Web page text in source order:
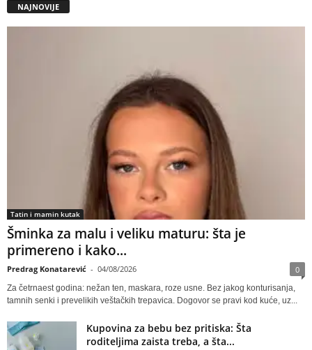
NAJNOVIJE
Tatin i mamin kutak
Šminka za malu i veliku maturu: šta je
primereno i kako...
Predrag Konatarević - 04/08/2026 0
Za četrnaest godina: nežan ten, maskara, roze usne. Bez jakog konturisanja,
tamnih senki i prevelikih veštačkih trepavica. Dogovor se pravi kod kuće, uz...
Kupovina za bebu bez pritiska: Šta
roditeljima zaista treba, a šta...